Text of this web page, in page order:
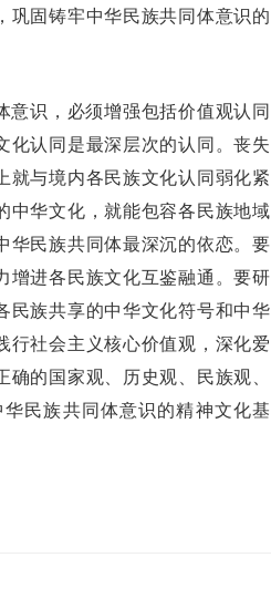
巩固铸牢中华民族共同体意识的
意识，必须增强包括价值观认同
化认同是最深层次的认同。丧失
就与境内各民族文化认同弱化紧
中华文化，就能包容各民族地域
华民族共同体最深沉的依恋。要
增进各民族文化互鉴融通。要研
民族共享的中华文化符号和中华
行社会主义核心价值观，深化爱
的国家观、历史观、民族观、
民族共同体意识的精神文化基